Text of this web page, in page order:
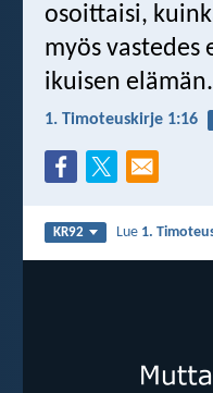
osoittaisi,
myös
ikuisen elämän.
1. Timoteuskirje 1:16
KR92 Lue 1.